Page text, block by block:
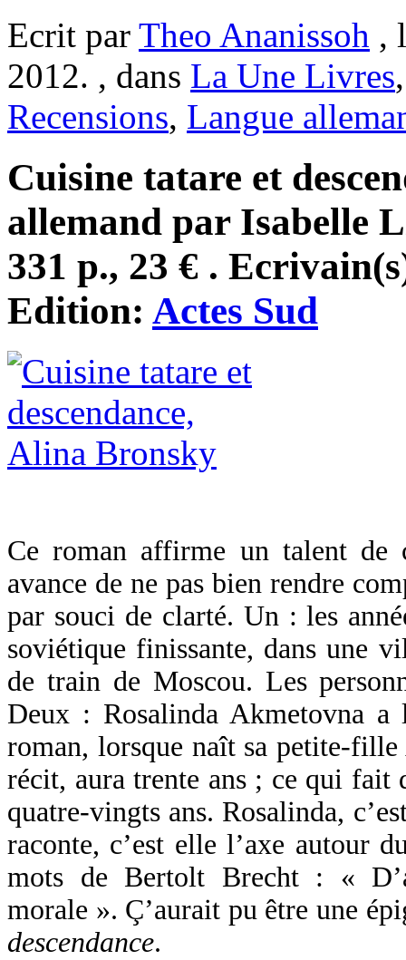
Ecrit par Theo Ananissoh ,
2012. , dans La Une Livres
Recensions, Langue
Cuisine tatare et
allemand par Isabelle
331 p., 23 € .
Edition: Actes Sud
Ce roman affirme un talent de
avance de ne pas bien rendre
par souci de clarté. Un : les
soviétique finissante, dans une
de train de Moscou. Les
Deux : Rosalinda Akmetovna a
roman, lorsque naît sa petite-
récit, aura trente ans ; ce qui fait
quatre-vingts ans. Rosalinda,
raconte, c’est elle l’axe autour
mots de Bertolt Brecht : «
morale ». Ç’aurait pu être une
descendance.